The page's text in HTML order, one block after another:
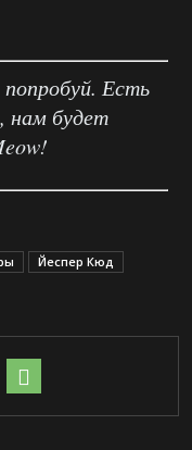
попробуй. Есть
нам будет
Йеспер Кюд